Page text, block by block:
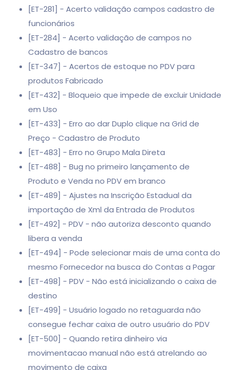
[ET-281] - Acerto validação campos cadastro de
funcionários
[ET-284] - Acerto validação de campos no
Cadastro de bancos
[ET-347] - Acertos de estoque no PDV para
produtos Fabricado
[ET-432] - Bloqueio que impede de excluir Unidade
em Uso
[ET-433] - Erro ao dar Duplo clique na Grid de
Preço - Cadastro de Produto
[ET-483] - Erro no Grupo Mala Direta
[ET-488] - Bug no primeiro lançamento de
Produto e Venda no PDV em branco
[ET-489] - Ajustes na Inscrição Estadual da
importação de Xml da Entrada de Produtos
[ET-492] - PDV - não autoriza desconto quando
libera a venda
[ET-494] - Pode selecionar mais de uma conta do
mesmo Fornecedor na busca do Contas a Pagar
[ET-498] - PDV - Não está inicializando o caixa de
destino
[ET-499] - Usuário logado no retaguarda não
consegue fechar caixa de outro usuário do PDV
[ET-500] - Quando retira dinheiro via
movimentacao manual não está atrelando ao
movimento de caixa